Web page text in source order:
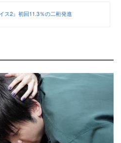
ス2』初回11.3％の二桁発進